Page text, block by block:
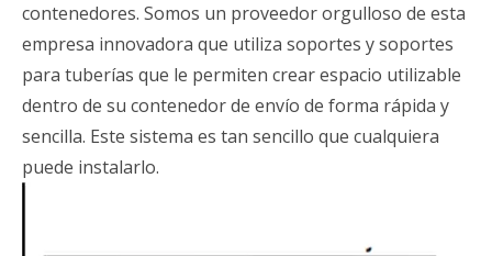
contenedores. Somos un proveedor orgulloso de esta
empresa innovadora que utiliza soportes y soportes
para tuberías que le permiten crear espacio utilizable
dentro de su contenedor de envío de forma rápida y
sencilla. Este sistema es tan sencillo que cualquiera
puede instalarlo.